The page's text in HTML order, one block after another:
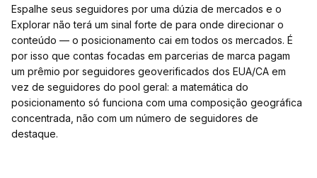
Espalhe seus seguidores por uma dúzia de mercados e o
Explorar não terá um sinal forte de para onde direcionar o
conteúdo — o posicionamento cai em todos os mercados. É
por isso que contas focadas em parcerias de marca pagam
um prêmio por seguidores geoverificados dos EUA/CA em
vez de seguidores do pool geral: a matemática do
posicionamento só funciona com uma composição geográfica
concentrada, não com um número de seguidores de
destaque.